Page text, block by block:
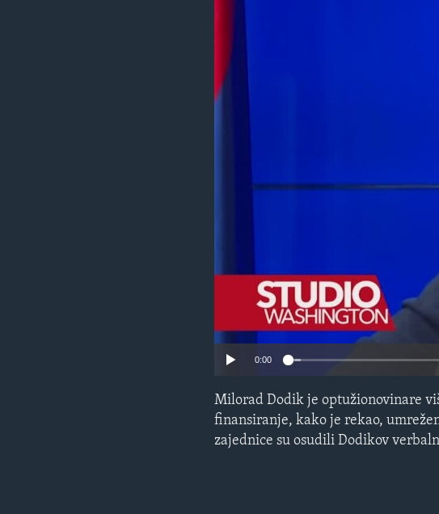
0:00
Milorad Dodik je optužionovinare
finansiranje, kako je rekao,
zajednice su osudili Dodikov